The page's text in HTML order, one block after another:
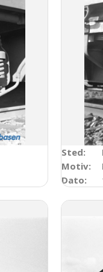
Sted:
Motiv:
Dato: